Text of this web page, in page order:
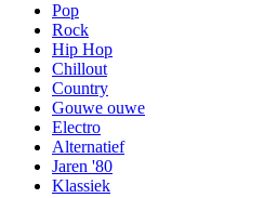
Pop
Rock
Hip Hop
Chillout
Country
Gouwe ouwe
Electro
Alternatief
Jaren '80
Klassiek